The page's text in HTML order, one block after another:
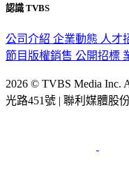
認識 TVBS
公司介紹 企業動態 人才
節目版權銷售 公開招標
2026 © TVBS Media Inc.
光路451號 | 聯利媒體股